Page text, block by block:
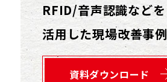
RFID/音声認識などを
活用した現場改善事例
資料ダウンロード